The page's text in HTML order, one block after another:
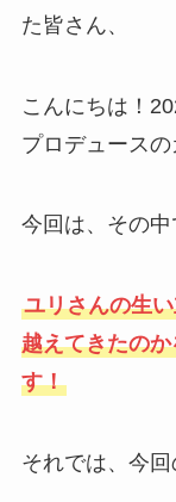
た皆さん、
こんにちは！
プロデュースの
今回は、その
ユリさんの生
越えてきたの
す！
それでは、今